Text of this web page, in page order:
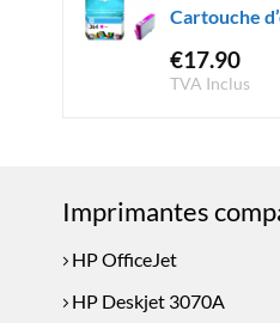
Cartouche
€17.90
TVA Inclus
Imprimantes
HP OfficeJet
HP Deskjet 3070A